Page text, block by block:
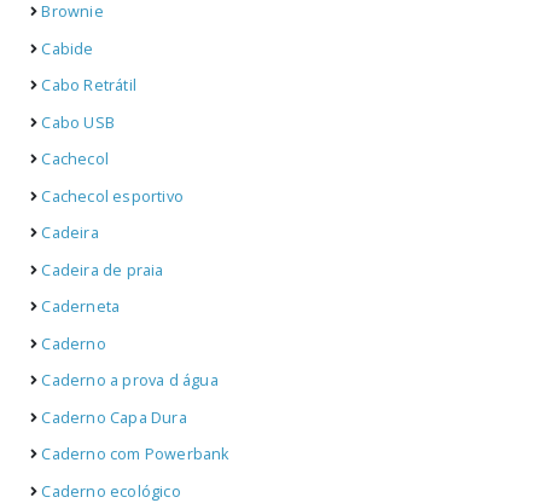
Brownie
Cabide
Cabo Retrátil
Cabo USB
Cachecol
Cachecol esportivo
Cadeira
Cadeira de praia
Caderneta
Caderno
Caderno a prova d água
Caderno Capa Dura
Caderno com Powerbank
Caderno ecológico